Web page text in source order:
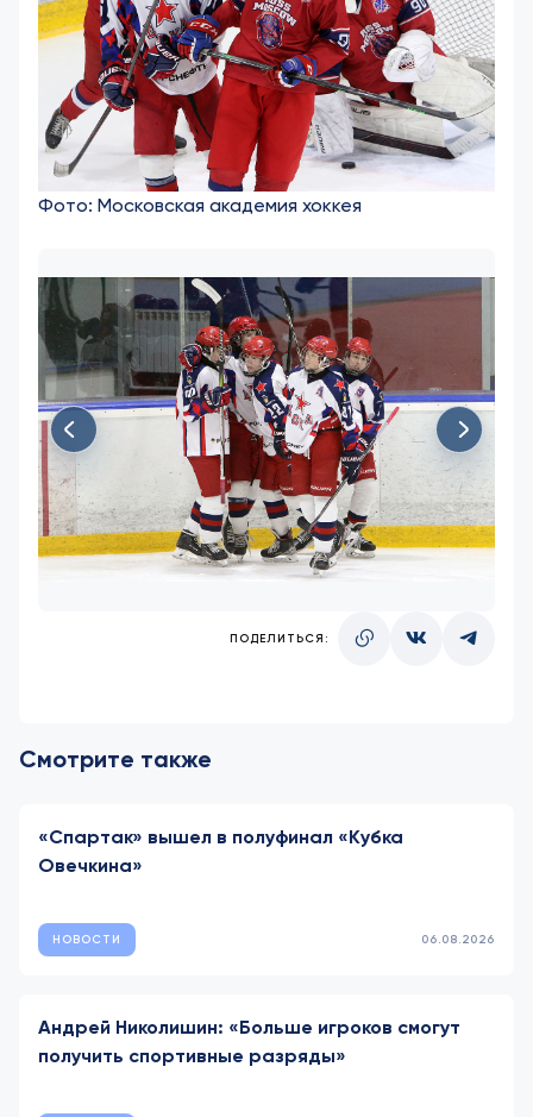
Фото: Московская академия хоккея
ПОДЕЛИТЬСЯ:
Смотрите также
«Спартак» вышел в полуфинал «Кубка
Овечкина»
НОВОСТИ 06.08.2026
Андрей Николишин: «Больше игроков смогут
получить спортивные разряды»